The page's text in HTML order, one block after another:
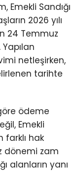
Emekli Sandığı
2026 yılı
24 Temmuz
netleşirken,
tarihte
ödeme
Emekli
farklı hak
dönemi zam
alanların yanı